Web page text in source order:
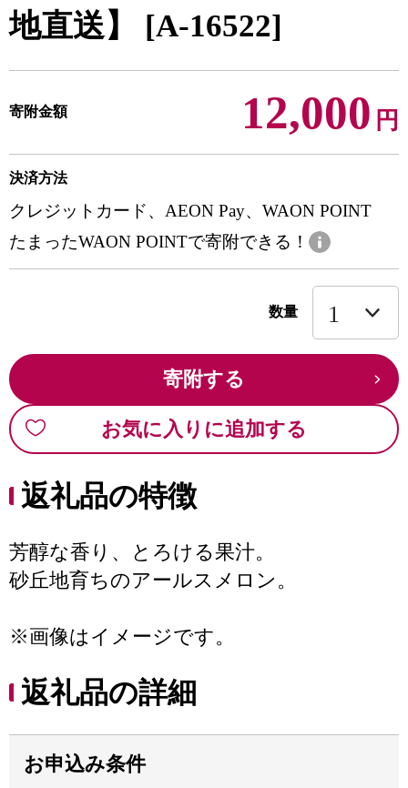
地直送】 [A-16522]
寄附金額 12,000 円
決済方法
クレジットカード、AEON Pay、WAON POINT
たまったWAON POINTで寄附できる！
数量
寄附する
お気に入りに追加する
返礼品の特徴
芳醇な香り、とろける果汁。
砂丘地育ちのアールスメロン。
※画像はイメージです。
返礼品の詳細
お申込み条件